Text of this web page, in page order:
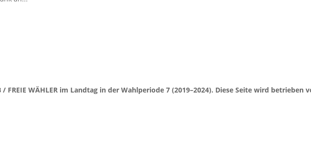
/ FREIE WÄHLER im Landtag in der Wahlperiode 7 (2019–2024). Diese Seite wird betrieben